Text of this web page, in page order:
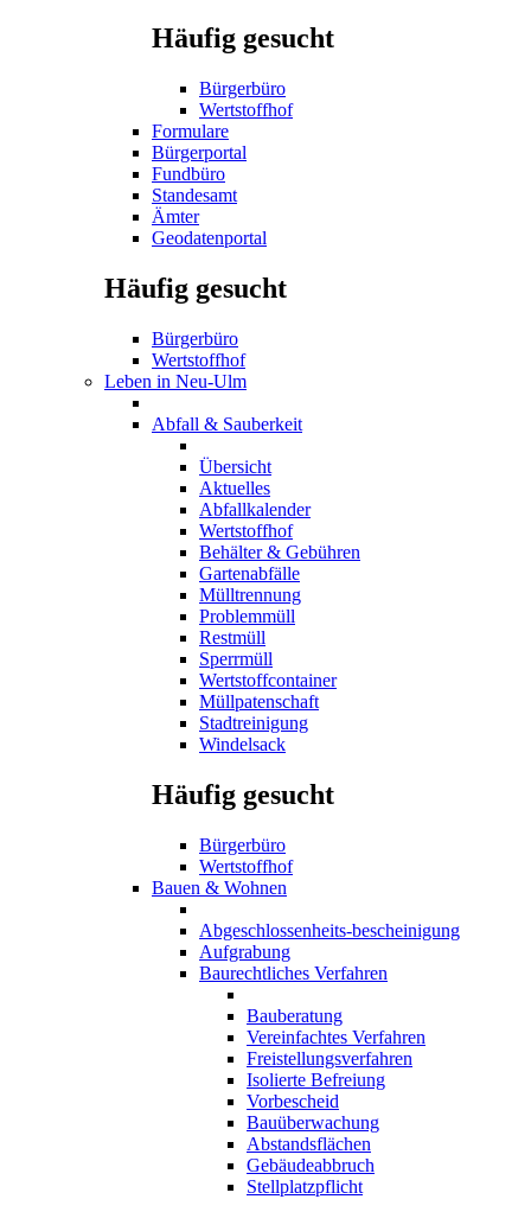
Häufig gesucht
Bürgerbüro
Wertstoffhof
Formulare
Bürgerportal
Fundbüro
Standesamt
Ämter
Geodatenportal
Häufig gesucht
Bürgerbüro
Wertstoffhof
Leben in Neu-Ulm
Abfall & Sauberkeit
Übersicht
Aktuelles
Abfallkalender
Wertstoffhof
Behälter & Gebühren
Gartenabfälle
Mülltrennung
Problemmüll
Restmüll
Sperrmüll
Wertstoffcontainer
Müllpatenschaft
Stadtreinigung
Windelsack
Häufig gesucht
Bürgerbüro
Wertstoffhof
Bauen & Wohnen
Abgeschlossenheits-bescheinigung
Aufgrabung
Baurechtliches Verfahren
Bauberatung
Vereinfachtes Verfahren
Freistellungsverfahren
Isolierte Befreiung
Vorbescheid
Bauüberwachung
Abstandsflächen
Gebäudeabbruch
Stellplatzpflicht